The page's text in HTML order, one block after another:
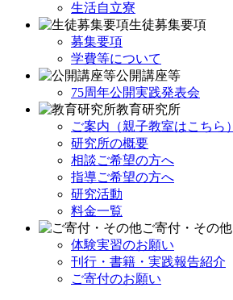
生活自立寮
生徒募集要項
募集要項
学費等について
公開講座等
75周年公開実践発表会
教育研究所
ご案内（親子教室はこちら）
研究所の概要
相談ご希望の方へ
指導ご希望の方へ
研究活動
料金一覧
ご寄付・その他
体験実習のお願い
刊行・書籍・実践報告紹介
ご寄付のお願い